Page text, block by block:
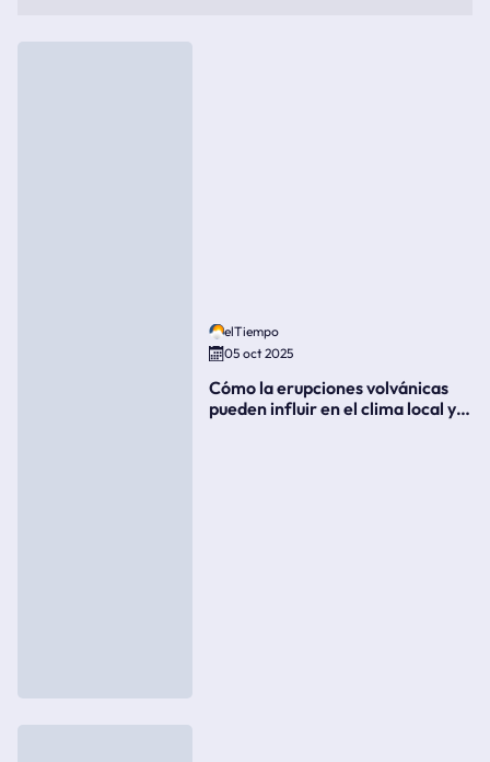
elTiempo
05 oct 2025
Cómo la erupciones volvánicas
pueden influir en el clima local y